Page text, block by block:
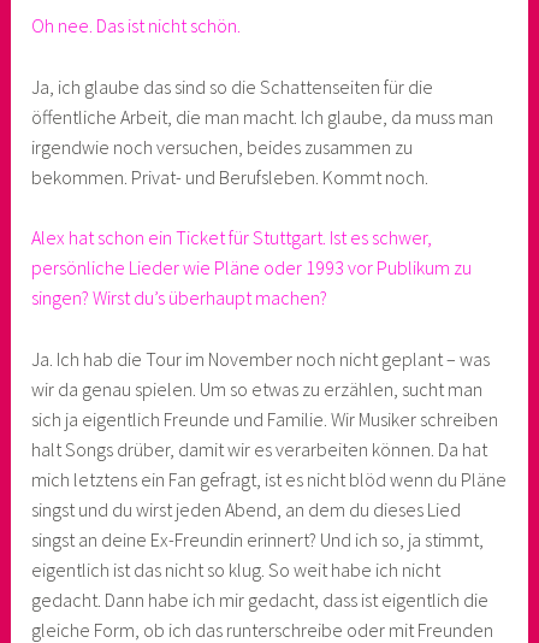
Oh nee. Das ist nicht schön.
Ja, ich glaube das sind so die Schattenseiten für die
öffentliche Arbeit, die man macht. Ich glaube, da muss man
irgendwie noch versuchen, beides zusammen zu
bekommen. Privat- und Berufsleben. Kommt noch.
Alex hat schon ein Ticket für Stuttgart. Ist es schwer,
persönliche Lieder wie Pläne oder 1993 vor Publikum zu
singen? Wirst du’s überhaupt machen?
Ja. Ich hab die Tour im November noch nicht geplant – was
wir da genau spielen. Um so etwas zu erzählen, sucht man
sich ja eigentlich Freunde und Familie. Wir Musiker schreiben
halt Songs drüber, damit wir es verarbeiten können. Da hat
mich letztens ein Fan gefragt, ist es nicht blöd wenn du Pläne
singst und du wirst jeden Abend, an dem du dieses Lied
singst an deine Ex-Freundin erinnert? Und ich so, ja stimmt,
eigentlich ist das nicht so klug. So weit habe ich nicht
gedacht. Dann habe ich mir gedacht, dass ist eigentlich die
gleiche Form, ob ich das runterschreibe oder mit Freunden